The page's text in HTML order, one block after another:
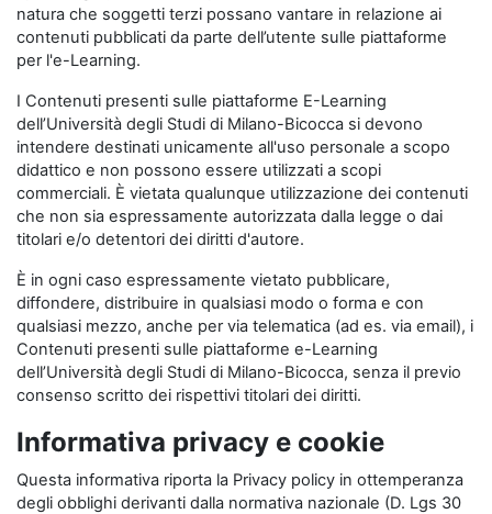
natura che soggetti terzi possano vantare in relazione ai
contenuti pubblicati da parte dell’utente sulle piattaforme
per l'e-Learning.
I Contenuti presenti sulle piattaforme E-Learning
dell’Università degli Studi di Milano-Bicocca si devono
intendere destinati unicamente all'uso personale a scopo
didattico e non possono essere utilizzati a scopi
commerciali. È vietata qualunque utilizzazione dei contenuti
che non sia espressamente autorizzata dalla legge o dai
titolari e/o detentori dei diritti d'autore.
È in ogni caso espressamente vietato pubblicare,
diffondere, distribuire in qualsiasi modo o forma e con
qualsiasi mezzo, anche per via telematica (ad es. via email), i
Contenuti presenti sulle piattaforme e-Learning
dell’Università degli Studi di Milano-Bicocca, senza il previo
consenso scritto dei rispettivi titolari dei diritti.
Informativa privacy e cookie
Questa informativa riporta la Privacy policy in ottemperanza
degli obblighi derivanti dalla normativa nazionale (D. Lgs 30